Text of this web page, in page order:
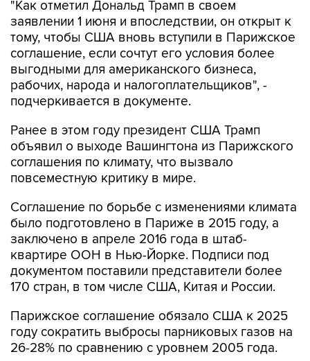
тому, чтобы США вновь вступили в Парижское
соглашение, если сочтут его условия более
выгодными для американского бизнеса,
рабочих, народа и налогоплательщиков", -
подчеркивается в документе.
Ранее в этом году президент США Трамп
соглашения по климату, что вызвало
повсеместную критику в мире.
Соглашение по борьбе с изменениями климата
заключено в апреле 2016 года в штаб-
квартире ООН в Нью-Йорке. Подписи под
документом поставили представители более
170 стран, в том числе США, Китая и России.
Парижское соглашение обязало США к 2025
26-28% по сравнению с уровнем 2005 года.
ООН США